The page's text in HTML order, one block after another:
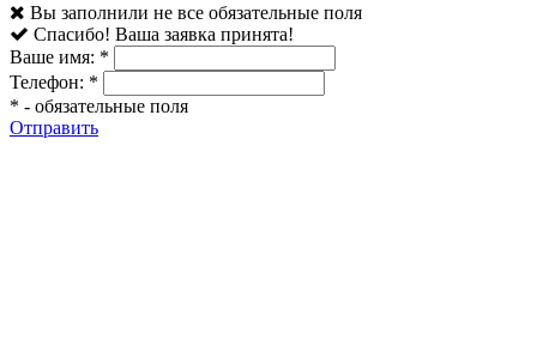
Вы заполнили не все обязательные поля
Спасибо! Ваша заявка принята!
Ваше имя: *
Телефон: *
* - обязательные поля
Отправить